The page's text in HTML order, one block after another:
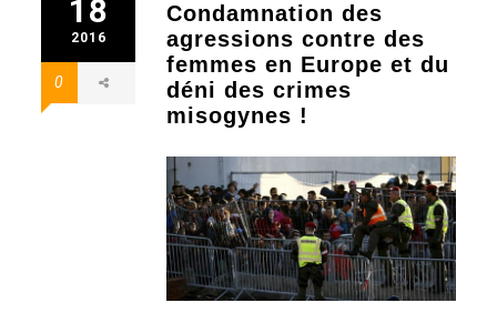
18
2016
0
Condamnation des
agressions contre des
femmes en Europe et du
déni des crimes
misogynes !